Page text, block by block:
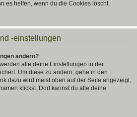
es helfen, wenn du die Cookies löscht.
-einstellungen
ändern?
alle deine Einstellungen in der
Um diese zu ändern, gehe in den
dazu wird meist oben auf der Seite angezeigt,
klickst. Dort kannst du alle deine